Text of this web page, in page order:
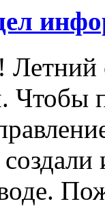
Чтобы